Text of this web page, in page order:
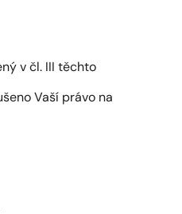
v čl. III těchto
Vaší právo na